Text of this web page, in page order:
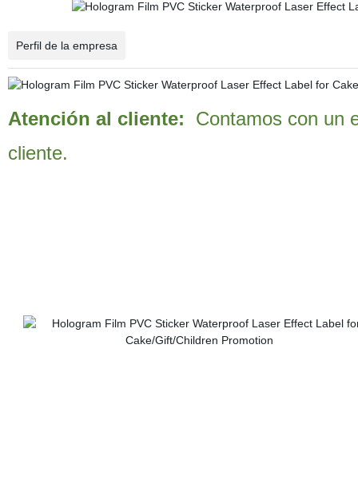
Perfil de la empresa
Atención al cliente:
Contamos con un
cliente.